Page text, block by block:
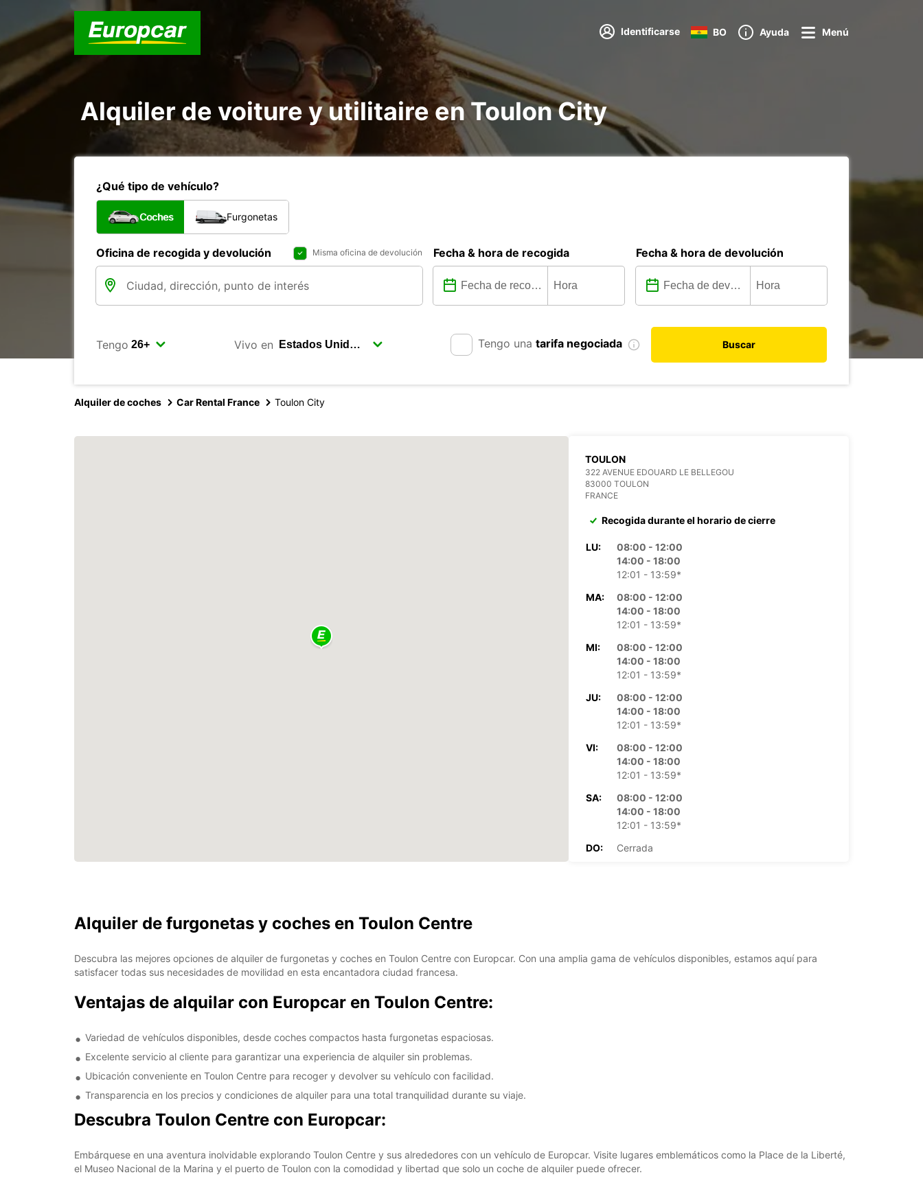
Identificarse BO Ayuda Menú
Alquiler de voiture y utilitaire en Toulon City
¿Qué tipo de vehículo?
Coches Furgonetas
Oficina de recogida y devolución Misma oficina de devolución Fecha & hora de recogida Fecha & hora de devolución
Tengo Vivo en Tengo una tarifa negociada Buscar
Alquiler de coches Car Rental France Toulon City
TOULON
322 AVENUE EDOUARD LE BELLEGOU
83000 TOULON
FRANCE
Recogida durante el horario de cierre
LU:
08:00 - 12:00
14:00 - 18:00
12:01 - 13:59*
MA:
08:00 - 12:00
14:00 - 18:00
12:01 - 13:59*
MI:
08:00 - 12:00
14:00 - 18:00
12:01 - 13:59*
JU:
08:00 - 12:00
14:00 - 18:00
12:01 - 13:59*
VI:
08:00 - 12:00
14:00 - 18:00
12:01 - 13:59*
SA:
08:00 - 12:00
14:00 - 18:00
12:01 - 13:59*
DO:
Cerrada
Alquiler de furgonetas y coches en Toulon Centre
Descubra las mejores opciones de alquiler de furgonetas y coches en Toulon Centre con Europcar. Con una amplia gama de vehículos disponibles, estamos aquí para
satisfacer todas sus necesidades de movilidad en esta encantadora ciudad francesa.
Ventajas de alquilar con Europcar en Toulon Centre:
Variedad de vehículos disponibles, desde coches compactos hasta furgonetas espaciosas.
Excelente servicio al cliente para garantizar una experiencia de alquiler sin problemas.
Ubicación conveniente en Toulon Centre para recoger y devolver su vehículo con facilidad.
Transparencia en los precios y condiciones de alquiler para una total tranquilidad durante su viaje.
Descubra Toulon Centre con Europcar:
Embárquese en una aventura inolvidable explorando Toulon Centre y sus alrededores con un vehículo de Europcar. Visite lugares emblemáticos como la Place de la Liberté,
el Museo Nacional de la Marina y el puerto de Toulon con la comodidad y libertad que solo un coche de alquiler puede ofrecer.